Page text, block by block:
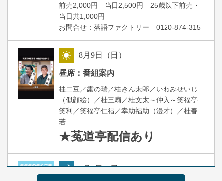
前売2,000円 当日2,500円 25歳以下前売・
当日共1,000円
お問合せ：落語ファクトリー 0120-874-315
8月9日（日）
昼席：番組案内
桂二豆／露の瑞／桂きん太郎／いわみせいじ
（似顔絵）／桂三扇／桂文太～仲入～笑福亭
笑利／笑福亭仁福／幸助福助（漫才）／桂春
若
★菟道亭配信あり
8月9日（日）